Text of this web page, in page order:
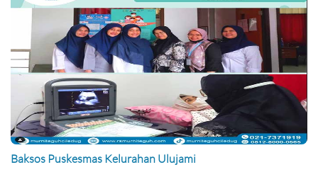
Baksos Puskesmas Kelurahan Ulujami